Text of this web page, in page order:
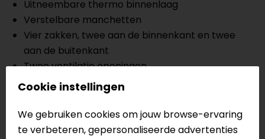
Uitneembare thermo binnenlaag
Verstelbare manchetten
Vier zakken, twee aan de binnenkant en twee
aan de buitenkant
Twee ventilatie openingen
CE-goedgekeurde schouder- en
elleboogprotectoren
Voorbereid voor rugprotector
Cookie instellingen
We gebruiken cookies om jouw browse-ervaring
te verbeteren, gepersonaliseerde advertenties